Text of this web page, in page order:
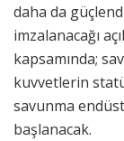
daha da
imzalanacağı
kapsamında;
kuvvetlerin
savunma
başlanacak.